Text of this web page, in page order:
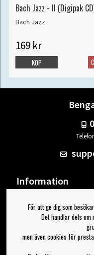
Bach Jazz - II (Digipak
Bach Jazz
169 kr
KÖP
Information
Om Bengans
FAQ / Köp- & Leveransvillkor
Jag vill
För att ge dig som
Det handlar dels om
men även cookies för